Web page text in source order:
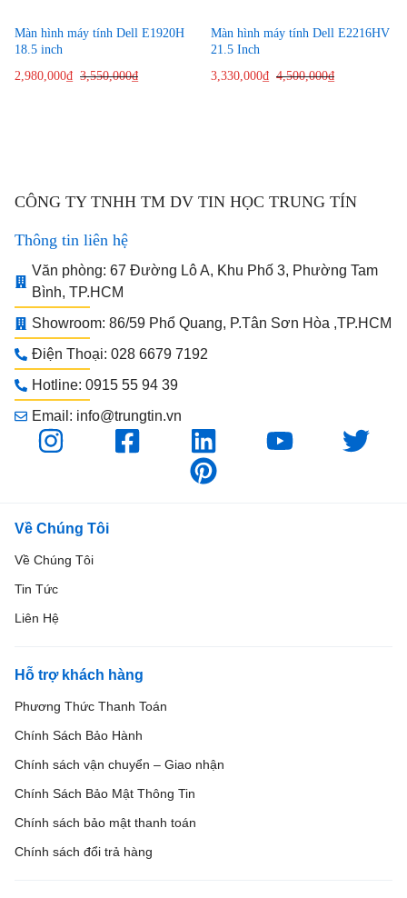
Màn hình máy tính Dell E1920H
18.5 inch
2,980,000₫ 3,550,000₫
Màn hình máy tính Dell E2216HV
21.5 Inch
3,330,000₫ 4,500,000₫
CÔNG TY TNHH TM DV TIN HỌC TRUNG TÍN
Thông tin liên hệ
Văn phòng: 67 Đường Lô A, Khu Phố 3, Phường Tam
Bình, TP.HCM
Showroom: 86/59 Phổ Quang, P.Tân Sơn Hòa ,TP.HCM
Điện Thoại: 028 6679 7192
Hotline: 0915 55 94 39
Email: info@trungtin.vn
Về Chúng Tôi
Về Chúng Tôi
Tin Tức
Liên Hệ
Hỗ trợ khách hàng
Phương Thức Thanh Toán
Chính Sách Bảo Hành
Chính sách vận chuyển – Giao nhận
Chính Sách Bảo Mật Thông Tin
Chính sách bảo mật thanh toán
Chính sách đổi trả hàng